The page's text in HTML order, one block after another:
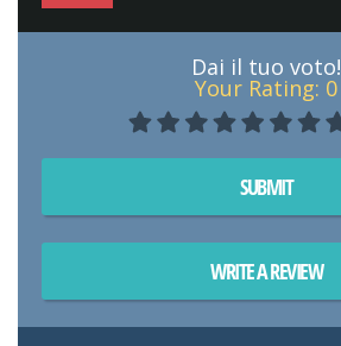
Dai il tuo voto!
Your Rating: 0
SUBMIT
WRITE A REVIEW